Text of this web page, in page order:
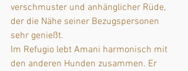
verschmuster und anhänglicher Rüde,
der die Nähe seiner Bezugspersonen
sehr genießt.
Im Refugio lebt Amani harmonisch mit
den anderen Hunden zusammen. Er